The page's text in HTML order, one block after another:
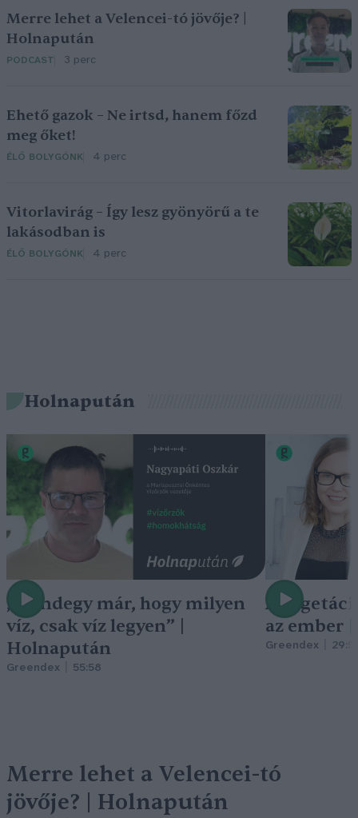
Merre lehet a Velencei-tó jövője? |
Holnapután
PODCAST 3 perc
Ehető gazok – Ne irtsd, hanem főzd
meg őket!
ÉLŐ BOLYGÓNK 4 perc
Vitorlavirág – Így lesz gyönyörű a te
lakásodban is
ÉLŐ BOLYGÓNK 4 perc
Holnapután
„Mindegy már, hogy milyen
víz, csak víz legyen” |
Holnapután
Greendex 55:58
A
az ember
Greendex
Merre lehet a Velencei-tó
jövője? | Holnapután